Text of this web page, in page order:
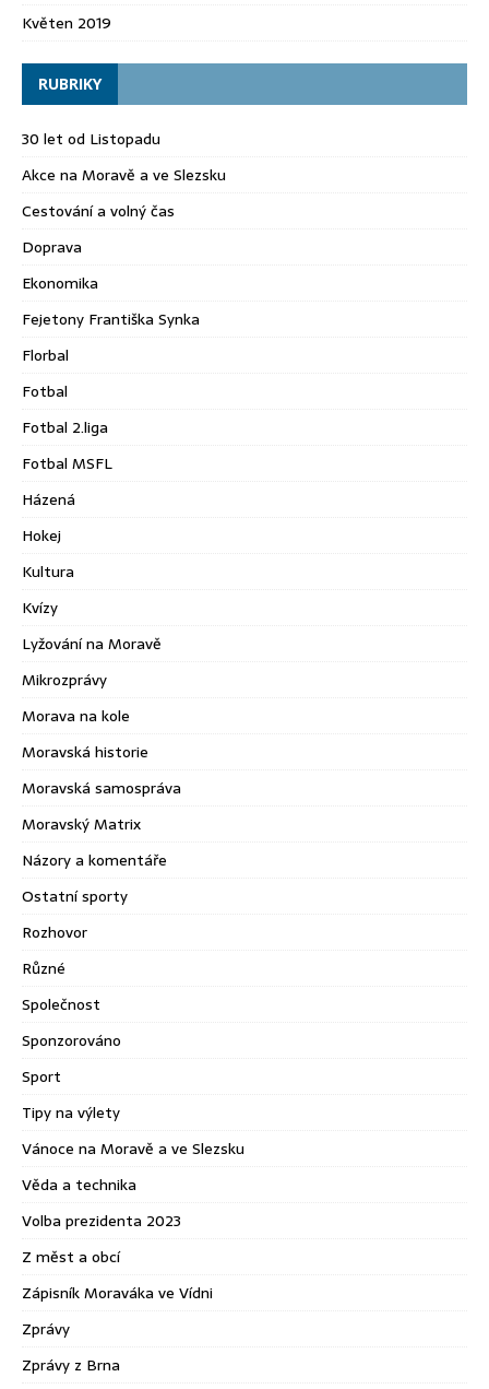
Květen 2019
RUBRIKY
30 let od Listopadu
Akce na Moravě a ve Slezsku
Cestování a volný čas
Doprava
Ekonomika
Fejetony Františka Synka
Florbal
Fotbal
Fotbal 2.liga
Fotbal MSFL
Házená
Hokej
Kultura
Kvízy
Lyžování na Moravě
Mikrozprávy
Morava na kole
Moravská historie
Moravská samospráva
Moravský Matrix
Názory a komentáře
Ostatní sporty
Rozhovor
Různé
Společnost
Sponzorováno
Sport
Tipy na výlety
Vánoce na Moravě a ve Slezsku
Věda a technika
Volba prezidenta 2023
Z měst a obcí
Zápisník Moraváka ve Vídni
Zprávy
Zprávy z Brna